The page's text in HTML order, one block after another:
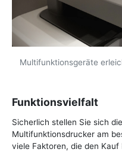
Multifunktionsgeräte
Funktionsvielfalt
Sicherlich stellen Sie sich
Multifunktionsdrucker am
viele Faktoren, die den